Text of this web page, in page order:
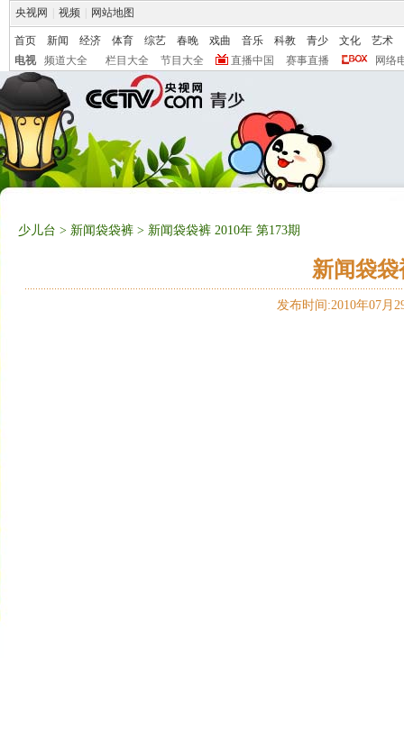
央视网 视频 网站地图
首页 新闻 经济 体育 综艺 春晚 戏曲 音乐 科教 青少 文化
艺术
电视
频道大全 栏目大全 节目大全 直播中国 赛事直播 网络
少儿台 > 新闻袋袋裤 > 新闻袋袋裤 2010年 第173期
新闻袋袋
发布时间:2010年07月